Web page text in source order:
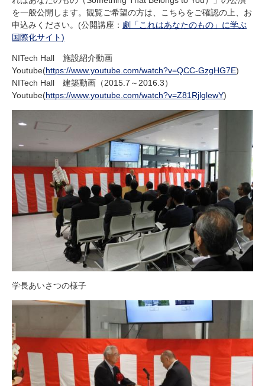
を一般公開します。観覧ご希望の方は、こちらをご確認の上、お
申込みください。 (公開講座： 劇「これはあなたのもの」に学ぶ
国際化サイト)
NITech Hall 施設紹介動画
Youtube(https://www.youtube.com/watch?v=QCC-GzgHG7E)
NITech Hall 建築動画（2015.7～2016.3）
Youtube(https://www.youtube.com/watch?v=Z81RjlglewY)
学長あいさつの様子